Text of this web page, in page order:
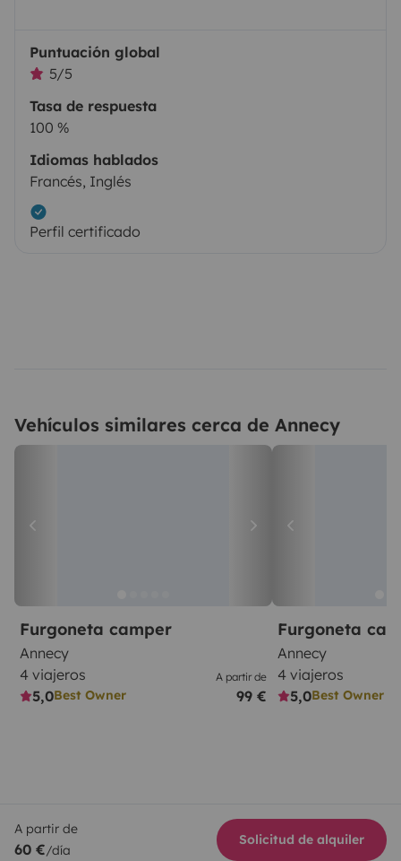
Puntuación global
5/5
Tasa de respuesta
100 %
Idiomas hablados
Francés, Inglés
Perfil certificado
Vehículos similares cerca de Annecy
Furgoneta camper
Annecy
4 viajeros
5,0Best Owner
A partir de
99 €
Furgoneta
Annecy
4 viajeros
5,0Best Owner
A partir de
60 €/día
Solicitud de alquiler